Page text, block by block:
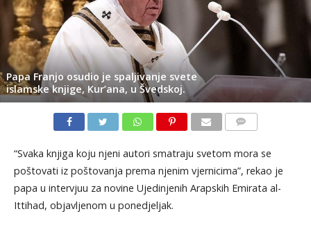
Papa Franjo osudio je spaljivanje svete
islamske knjige, Kur’ana, u Švedskoj.
“Svaka knjiga koju njeni autori smatraju svetom mora se
poštovati iz poštovanja prema njenim vjernicima”, rekao je
papa u intervjuu za novine Ujedinjenih Arapskih Emirata al-
Ittihad, objavljenom u ponedjeljak.